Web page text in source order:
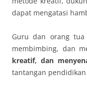
dapat mengatasi
Guru dan orang
membimbing, dan
kreatif, dan
tantangan